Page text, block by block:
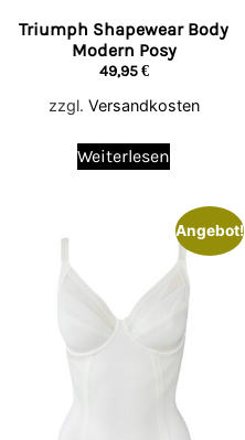
Triumph Shapewear Body
Modern Posy
49,95€
zzgl. Versandkosten
Weiterlesen
Angebot!